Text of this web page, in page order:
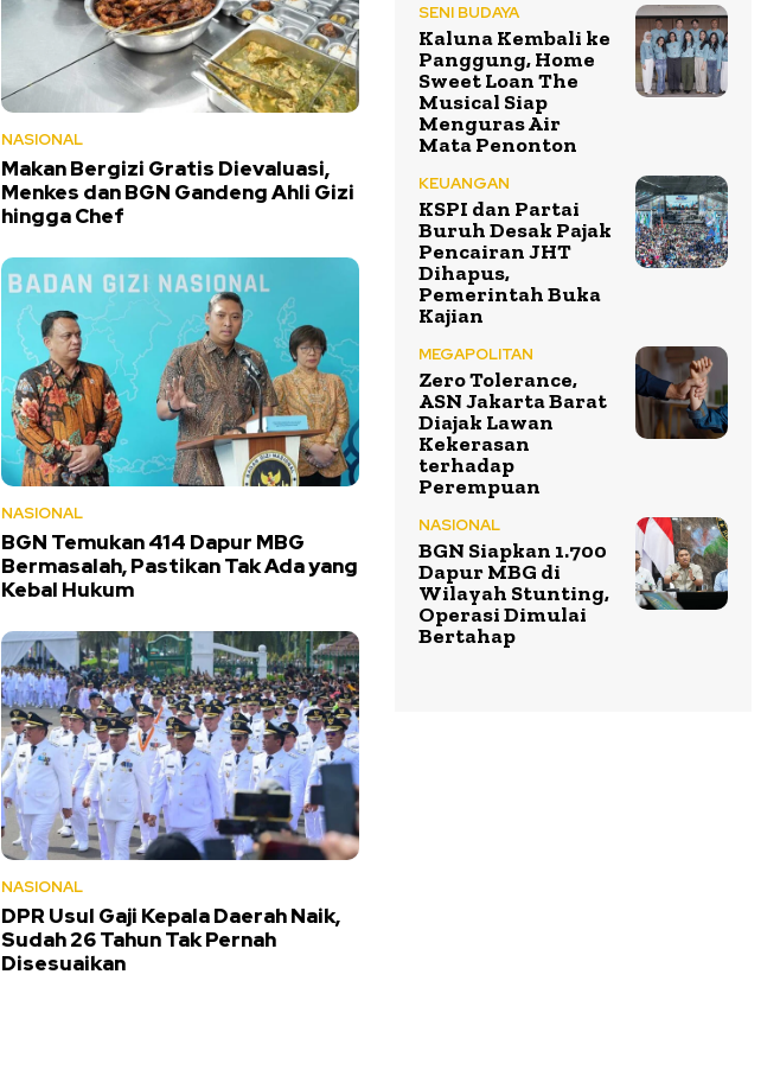
NASIONAL
Makan Bergizi Gratis Dievaluasi,
Menkes dan BGN Gandeng Ahli Gizi
hingga Chef
NASIONAL
BGN Temukan 414 Dapur MBG
Bermasalah, Pastikan Tak Ada yang
Kebal Hukum
NASIONAL
DPR Usul Gaji Kepala Daerah Naik,
Sudah 26 Tahun Tak Pernah
Disesuaikan
SENI BUDAYA
Kaluna Kembali ke
Panggung, Home
Sweet Loan The
Musical Siap
Menguras Air
Mata Penonton
KEUANGAN
KSPI dan Partai
Buruh Desak Pajak
Pencairan JHT
Dihapus,
Pemerintah Buka
Kajian
MEGAPOLITAN
Zero Tolerance,
ASN Jakarta Barat
Diajak Lawan
Kekerasan
terhadap
Perempuan
NASIONAL
BGN Siapkan 1.700
Dapur MBG di
Wilayah Stunting,
Operasi Dimulai
Bertahap